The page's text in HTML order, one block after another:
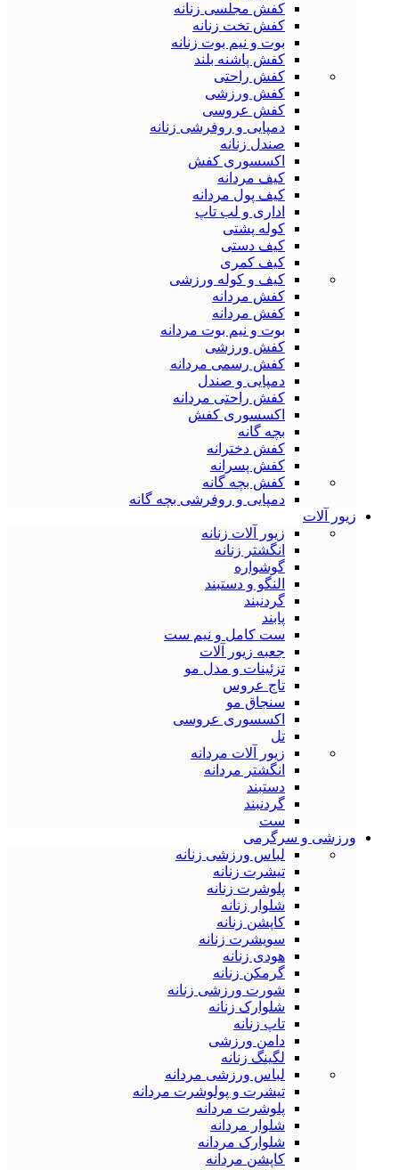
کفش مجلسی زنانه
کفش تخت زنانه
بوت و نیم بوت زنانه
کفش پاشنه بلند
کفش راحتی
کفش ورزشی
کفش عروسی
دمپایی و روفرشی زنانه
صندل زنانه
اکسسوری کفش
کیف مردانه
کیف پول مردانه
اداری و لب تاپ
کوله پشتی
کیف دستی
کیف کمری
کیف و کوله ورزشی
کفش مردانه
کفش مردانه
بوت و نیم بوت مردانه
کفش ورزشی
کفش رسمی مردانه
دمپایی و صندل
کفش راحتی مردانه
اکسسوری کفش
بچه گانه
کفش دخترانه
کفش پسرانه
کفش بچه گانه
دمپایی و روفرشی بچه گانه
زیور آلات
زیور آلات زنانه
انگشتر زنانه
گوشواره
النگو و دستبند
گردنبند
پابند
ست کامل و نیم ست
جعبه زیور آلات
تزئینات و مدل مو
تاج عروس
سنجاق مو
اکسسوری عروسی
تل
زیور آلات مردانه
انگشتر مردانه
دستبند
گردنبند
ست
ورزشی و سرگرمی
لباس ورزشی زنانه
تیشرت زنانه
پلوشرت زنانه
شلوار زنانه
کاپشن زنانه
سویشرت زنانه
هودی زنانه
گرمکن زنانه
شورت ورزشی زنانه
شلوارک زنانه
تاپ زنانه
دامن ورزشی
لگینگ زنانه
لباس ورزشی مردانه
تیشرت و پولوشرت مردانه
پلوشرت مردانه
شلوار مردانه
شلوارک مردانه
کاپشن مردانه